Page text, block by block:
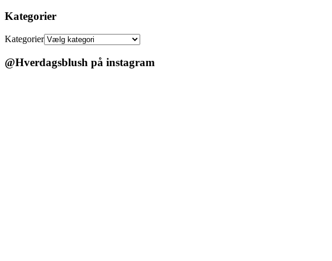
Kategorier
Kategorier
@Hverdagsblush på instagram